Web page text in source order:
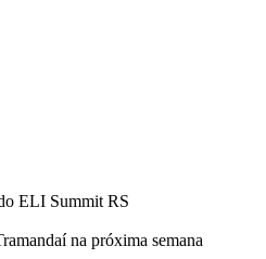
ELI Summit RS
na próxima semana